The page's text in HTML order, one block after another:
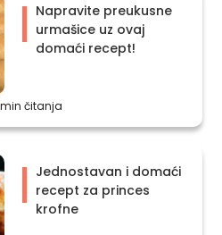
min čitanja
Napravite preukusne
urmašice uz ovaj
domaći recept!
Jednostavan i domaći
recept za princes
krofne